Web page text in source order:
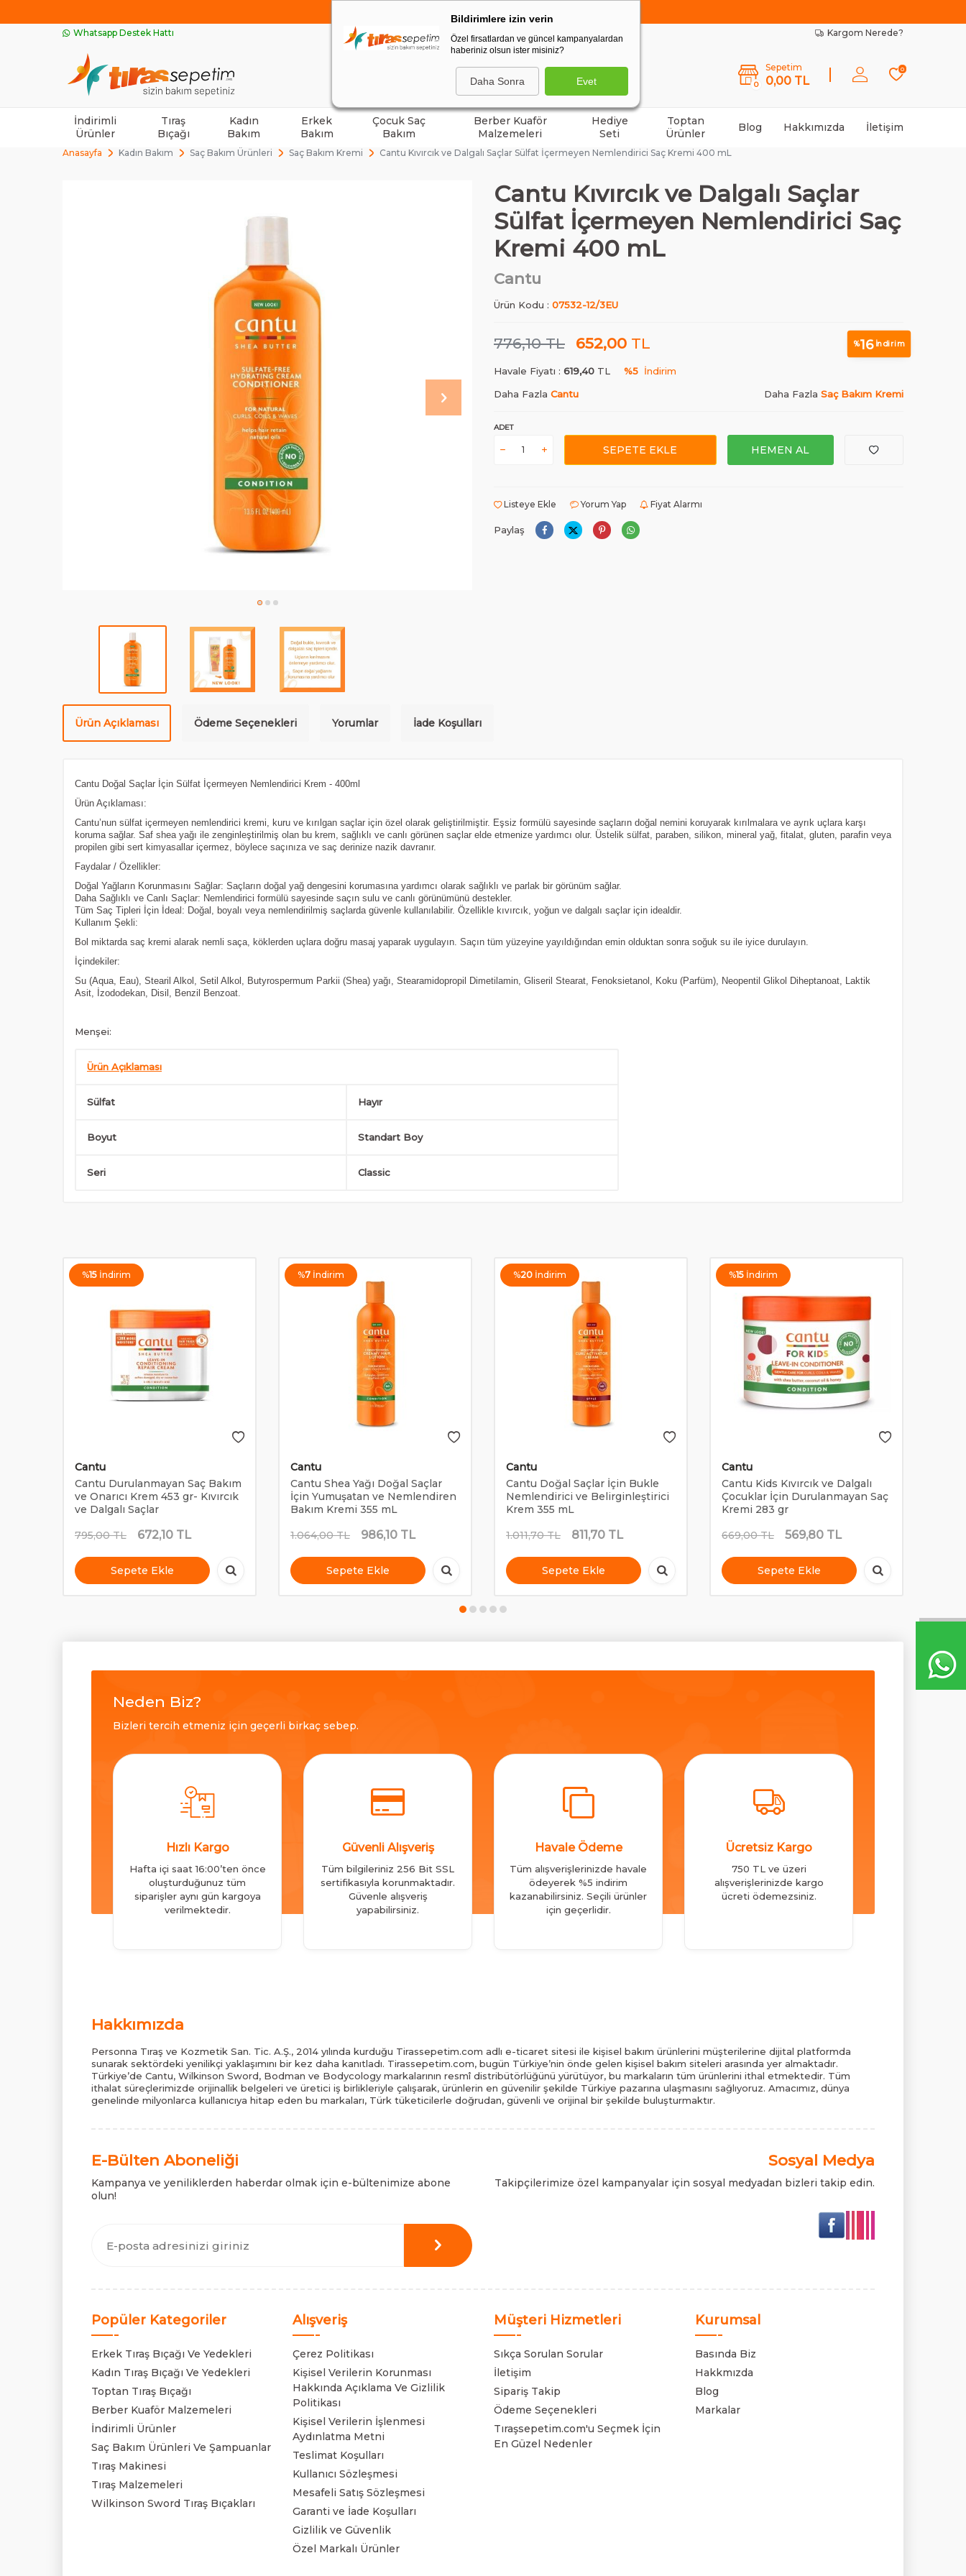
Whatsapp Destek Hattı Kargom Nerede?
0
Sepetim
0,00 TL
0
İndirimli
Ürünler
Tıraş
Bıçağı
Kadın
Bakım
Erkek
Bakım
Çocuk Saç
Bakım
Berber Kuaför
Malzemeleri
Hediye
Seti
Toptan
Ürünler
Blog Hakkımızda İletişim
Anasayfa Kadın Bakım Saç Bakım Ürünleri Saç Bakım Kremi Cantu Kıvırcık ve Dalgalı Saçlar Sülfat İçermeyen Nemlendirici Saç Kremi 400 mL
Cantu Kıvırcık ve Dalgalı Saçlar
Sülfat İçermeyen Nemlendirici Saç
Kremi 400 mL
Cantu
Ürün Kodu : 07532-12/3EU
776,10TL 652,00 TL %16İndirim
Havale Fiyatı : 619,40 TL %5 İndirim
Daha Fazla Cantu Daha Fazla Saç Bakım Kremi
ADET
SEPETE EKLE HEMEN AL
Listeye Ekle Yorum Yap Fiyat Alarmı
Paylaş
Ürün Açıklaması Ödeme Seçenekleri Yorumlar İade Koşulları
Cantu Doğal Saçlar İçin Sülfat İçermeyen Nemlendirici Krem - 400ml
Ürün Açıklaması:
Cantu’nun sülfat içermeyen nemlendirici kremi, kuru ve kırılgan saçlar için özel olarak geliştirilmiştir. Eşsiz formülü sayesinde saçların doğal nemini koruyarak kırılmalara ve ayrık uçlara karşı
koruma sağlar. Saf shea yağı ile zenginleştirilmiş olan bu krem, sağlıklı ve canlı görünen saçlar elde etmenize yardımcı olur. Üstelik sülfat, paraben, silikon, mineral yağ, fitalat, gluten, parafin veya
propilen gibi sert kimyasallar içermez, böylece saçınıza ve saç derinize nazik davranır.
Faydalar / Özellikler:
Doğal Yağların Korunmasını Sağlar: Saçların doğal yağ dengesini korumasına yardımcı olarak sağlıklı ve parlak bir görünüm sağlar.
Daha Sağlıklı ve Canlı Saçlar: Nemlendirici formülü sayesinde saçın sulu ve canlı görünümünü destekler.
Tüm Saç Tipleri İçin İdeal: Doğal, boyalı veya nemlendirilmiş saçlarda güvenle kullanılabilir. Özellikle kıvırcık, yoğun ve dalgalı saçlar için idealdir.
Kullanım Şekli:
Bol miktarda saç kremi alarak nemli saça, köklerden uçlara doğru masaj yaparak uygulayın. Saçın tüm yüzeyine yayıldığından emin olduktan sonra soğuk su ile iyice durulayın.
İçindekiler:
Su (Aqua, Eau), Stearil Alkol, Setil Alkol, Butyrospermum Parkii (Shea) yağı, Stearamidopropil Dimetilamin, Gliseril Stearat, Fenoksietanol, Koku (Parfüm), Neopentil Glikol Diheptanoat, Laktik
Asit, İzododekan, Disil, Benzil Benzoat.
Menşei:
Ürün Açıklaması
Sülfat Hayır
Boyut Standart Boy
Seri Classic
%15 İndirim
Cantu
Cantu Durulanmayan Saç Bakım
ve Onarıcı Krem 453 gr- Kıvırcık
ve Dalgalı Saçlar
795,00TL 672,10 TL
Sepete Ekle
%7 İndirim
Cantu
Cantu Shea Yağı Doğal Saçlar
İçin Yumuşatan ve Nemlendiren
Bakım Kremi 355 mL
1.064,00TL 986,10 TL
Sepete Ekle
%20 İndirim
Cantu
Cantu Doğal Saçlar İçin Bukle
Nemlendirici ve Belirginleştirici
Krem 355 mL
1.011,70TL 811,70 TL
Sepete Ekle
%15 İndirim
Cantu
Cantu Kids Kıvırcık ve Dalgalı
Çocuklar İçin Durulanmayan Saç
Kremi 283 gr
669,00TL 569,80 TL
Sepete Ekle
Neden Biz?
Bizleri tercih etmeniz için geçerli birkaç sebep.
Hızlı Kargo
Hafta içi saat 16:00’ten önce
oluşturduğunuz tüm
siparişler aynı gün kargoya
verilmektedir.
Güvenli Alışveriş
Tüm bilgileriniz 256 Bit SSL
sertifikasıyla korunmaktadır.
Güvenle alışveriş
yapabilirsiniz.
Havale Ödeme
Tüm alışverişlerinizde havale
ödeyerek %5 indirim
kazanabilirsiniz. Seçili ürünler
için geçerlidir.
Ücretsiz Kargo
750 TL ve üzeri
alışverişlerinizde kargo
ücreti ödemezsiniz.
Hakkımızda
Personna Tıraş ve Kozmetik San. Tic. A.Ş., 2014 yılında kurduğu Tirassepetim.com adlı e-ticaret sitesi ile kişisel bakım ürünlerini müşterilerine dijital platformda
sunarak sektördeki yenilikçi yaklaşımını bir kez daha kanıtladı. Tirassepetim.com, bugün Türkiye’nin önde gelen kişisel bakım siteleri arasında yer almaktadır.
Türkiye’de Cantu, Wilkinson Sword, Bodman ve Bodycology markalarının resmî distribütörlüğünü yürütüyor, bu markaların tüm ürünlerini ithal etmektedir. Tüm
ithalat süreçlerimizde orijinallik belgeleri ve üretici iş birlikleriyle çalışarak, ürünlerin en güvenilir şekilde Türkiye pazarına ulaşmasını sağlıyoruz. Amacımız, dünya
genelinde milyonlarca kullanıcıya hitap eden bu markaları, Türk tüketicilerle doğrudan, güvenli ve orijinal bir şekilde buluşturmaktır.
E-Bülten Aboneliği
Kampanya ve yeniliklerden haberdar olmak için e-bültenimize abone
olun!
Sosyal Medya
Takipçilerimize özel kampanyalar için sosyal medyadan bizleri takip edin.
Popüler Kategoriler
Erkek Tıraş Bıçağı Ve Yedekleri
Kadın Tıraş Bıçağı Ve Yedekleri
Toptan Tıraş Bıçağı
Berber Kuaför Malzemeleri
İndirimli Ürünler
Saç Bakım Ürünleri Ve Şampuanlar
Tıraş Makinesi
Tıraş Malzemeleri
Wilkinson Sword Tıraş Bıçakları
Alışveriş
Çerez Politikası
Kişisel Verilerin Korunması
Hakkında Açıklama Ve Gizlilik
Politikası
Kişisel Verilerin İşlenmesi
Aydınlatma Metni
Teslimat Koşulları
Kullanıcı Sözleşmesi
Mesafeli Satış Sözleşmesi
Garanti ve İade Koşulları
Gizlilik ve Güvenlik
Özel Markalı Ürünler
Müşteri Hizmetleri
Sıkça Sorulan Sorular
İletişim
Sipariş Takip
Ödeme Seçenekleri
Tıraşsepetim.com'u Seçmek İçin
En Güzel Nedenler
Kurumsal
Basında Biz
Hakkmızda
Blog
Markalar
Bildirimlere izin verin
Özel firsatlardan ve güncel kampanyalardan
haberiniz olsun ister misiniz?
Daha Sonra Evet